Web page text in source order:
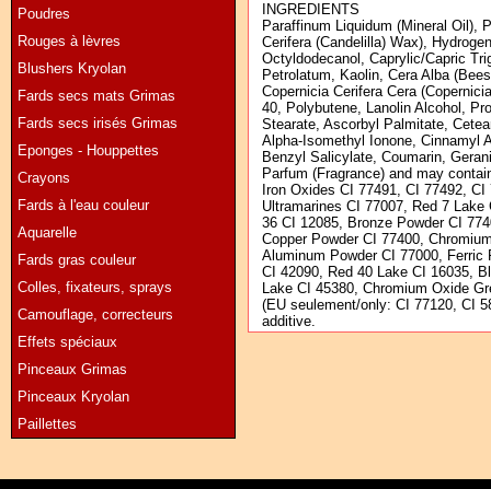
Poudres
Rouges à lèvres
Blushers Kryolan
Fards secs mats Grimas
Fards secs irisés Grimas
Eponges - Houppettes
Crayons
Fards à l'eau couleur
Aquarelle
Fards gras couleur
Colles, fixateurs, sprays
Camouflage, correcteurs
Effets spéciaux
Pinceaux Grimas
Pinceaux Kryolan
Paillettes
INGREDIENTS
Paraffinum Liquidum (Mineral Oil),
Cerifera (Candelilla) Wax),
Octyldodecanol, Caprylic/Capric
Petrolatum, Kaolin, Cera Alba
Copernicia Cerifera Cera
40, Polybutene, Lanolin Alcohol,
Stearate, Ascorbyl Palmitate,
Alpha-Isomethyl Ionone, Cinnamyl
Benzyl Salicylate, Coumarin,
Parfum (Fragrance) and may
Iron Oxides CI 77491, CI 77492,
Ultramarines CI 77007, Red 7
36 CI 12085, Bronze Powder CI
Copper Powder CI 77400,
Aluminum Powder CI 77000,
CI 42090, Red 40 Lake CI 16035,
Lake CI 45380, Chromium Oxide
(EU seulement/only: CI 77120, CI
additive.